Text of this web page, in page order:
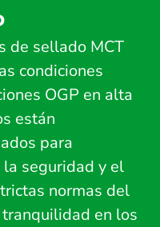
de sellado MCT
condiciones
OGP en alta
están
para
seguridad y el
normas del
en los